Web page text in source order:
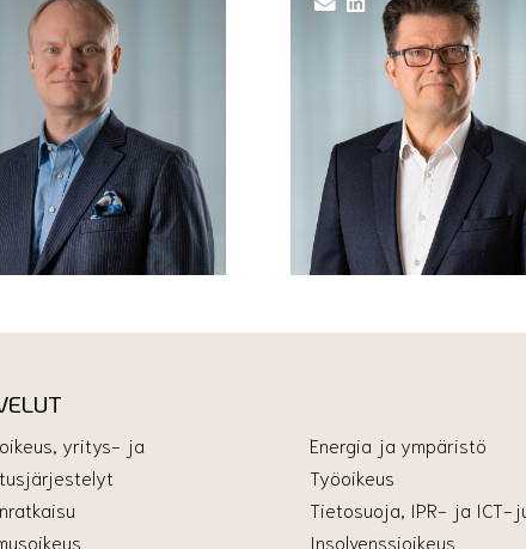
yritys- ja
Energia ja ympäristö
Työoikeus
Tietosuoja, IPR- ja ICT-
Insolvenssioikeus